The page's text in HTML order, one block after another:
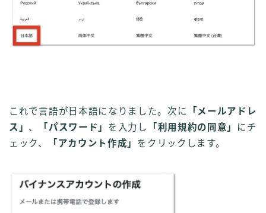
これで言語が日本語になりました。次に
「メールアドレ
ス」 、 「パスワード」 を入力し 「利用規約の同意」
にチ
ェック、
「アカウント作成」 をクリックします。